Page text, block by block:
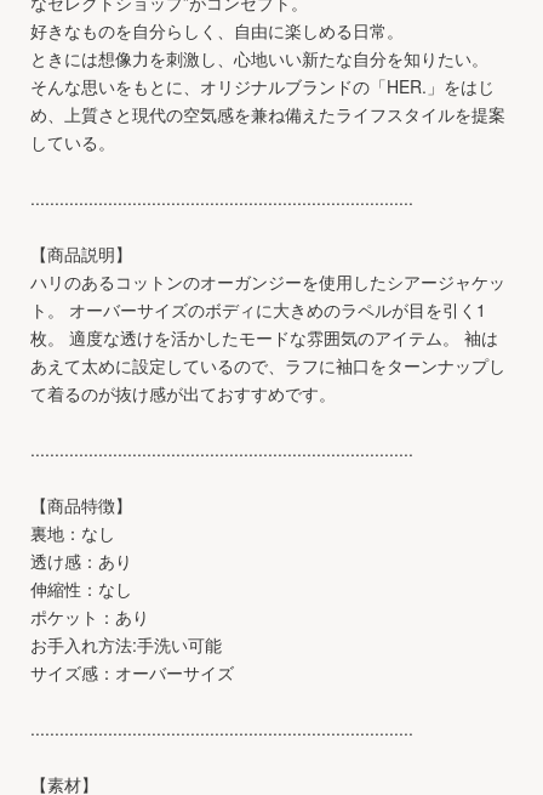
好きなものを自分らしく、自由に楽しめる日常。
ときには想像力を刺激し、心地いい新たな自分を知りたい。
そんな思いをもとに、オリジナルブランドの「HER.」をはじ
め、上質さと現代の空気感を兼ね備えたライフスタイルを提案
している。
...............................................................................
【商品説明】
ハリのあるコットンのオーガンジーを使用したシアージャケッ
ト。 オーバーサイズのボディに大きめのラペルが目を引く1
枚。 適度な透けを活かしたモードな雰囲気のアイテム。 袖は
あえて太めに設定しているので、ラフに袖口をターンナップし
て着るのが抜け感が出ておすすめです。
...............................................................................
【商品特徴】
裏地：なし
透け感：あり
伸縮性：なし
ポケット：あり
お手入れ方法:手洗い可能
サイズ感：オーバーサイズ
...............................................................................
【素材】